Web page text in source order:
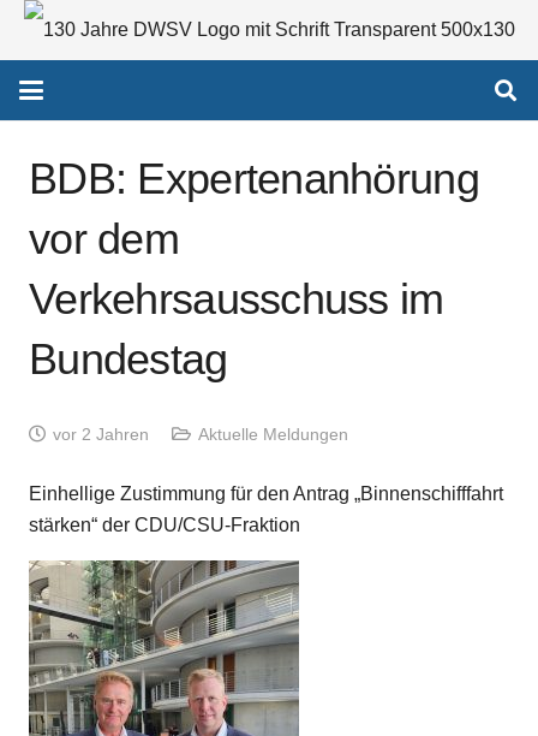
BDB: Expertenanhörung
vor dem
Verkehrsausschuss im
Bundestag
vor 2 Jahren Aktuelle Meldungen
Einhellige Zustimmung für den Antrag „Binnenschifffahrt
stärken“ der CDU/CSU-Fraktion